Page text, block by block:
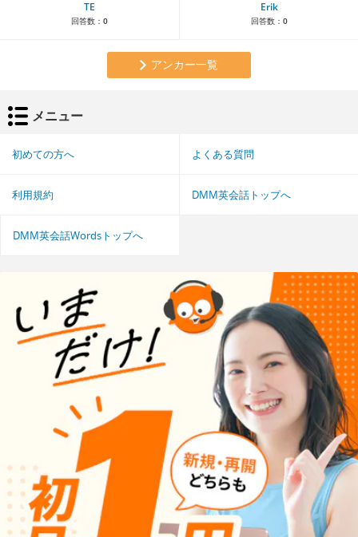
TE
回答数： 0
Erik
回答数： 0
アンカー一覧
メニュー
初めての方へ よくある質問
利用規約 DMM英会話トップへ
DMM英会話Wordsトップへ